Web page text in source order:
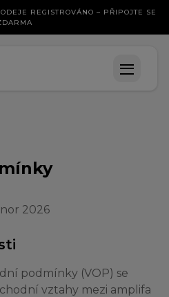
REGISTROVÁNO – PŘIPOJTE SE
2026
podmínky (VOP) se
vztahy mezi amplifa